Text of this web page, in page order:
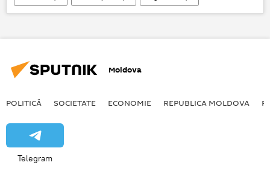
carduri
Chișinău
Moldova
POLITICĂ SOCIETATE ECONOMIE REPUBLICA MOLDOVA
Telegram